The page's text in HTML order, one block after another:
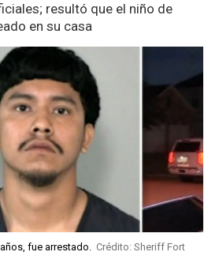
resultó que el niño de
en su casa
fue arrestado. Crédito: Sheriff Fort